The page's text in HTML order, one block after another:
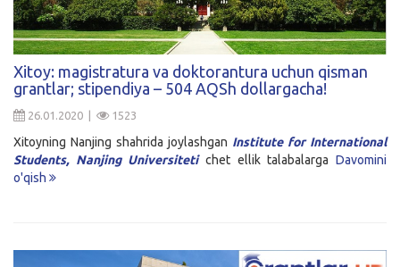
Xitoy: magistratura va doktorantura uchun qisman
grantlar; stipendiya – 504 AQSh dollargacha!
26.01.2020 | 1523
Xitoyning Nanjing shahrida joylashgan Institute for International
Students, Nanjing Universitetichet ellik talabalargaDavomini
o'qish